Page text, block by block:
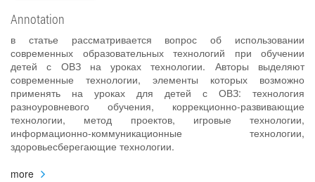
Annotation
в статье рассматривается вопрос об использовании
современных образовательных технологий при обучении
детей с ОВЗ на уроках технологии. Авторы выделяют
современные технологии, элементы которых возможно
применять на уроках для детей с ОВЗ: технология
разноуровневого обучения, коррекционно-развивающие
технологии, метод проектов, игровые технологии,
информационно-коммуникационные технологии,
здоровьесберегающие технологии.
more